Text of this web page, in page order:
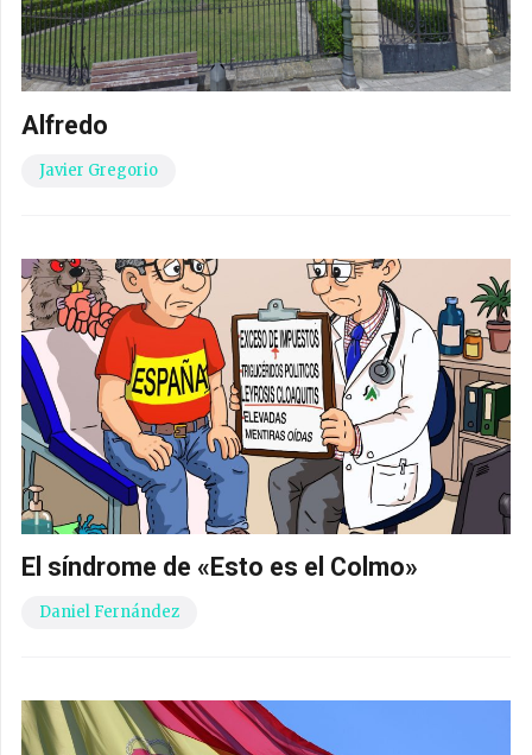
Alfredo
Javier Gregorio
El síndrome de «Esto es el Colmo»
Daniel Fernández